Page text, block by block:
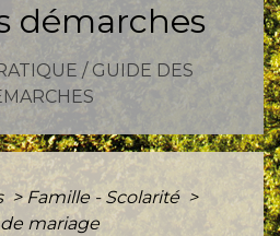
démarches
/ GUIDE DES
> Famille - Scolarité >
mariage